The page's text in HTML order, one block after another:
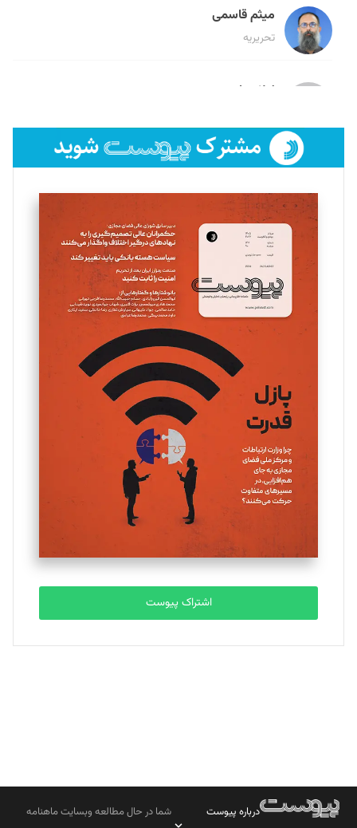
میثم قاسمی
تحریریه
لیلا حنارود
فائزه فتحی رستمی
تحریریه
سروش کرمیان
تحریریه
مینا پاکدل
یسنا امان‌پور
تحریریه
ملینا جعفری
تحریریه
مصطفی مسجدی آرانی
تحریریه
بابک نقاش
تحریریه
اشتراک پیوست
درباره پیوست
شما در حال مطالعه وبسایت ماهنامه